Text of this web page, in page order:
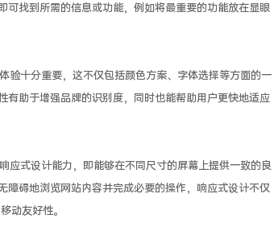
找到所需的信息或功能，例如将最重要的功能放在显眼
验十分重要，这不仅包括颜色方案、字体选择等方面的一
助于增强品牌的识别度，同时也能帮助用户更快地适应
应式设计能力，即能够在不同尺寸的屏幕上提供一致的良
碍地浏览网站内容并完成必要的操作，响应式设计不仅
动友好性。